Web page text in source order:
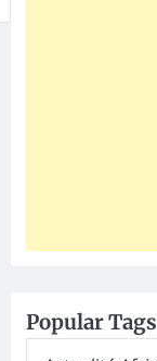
Popular Tags